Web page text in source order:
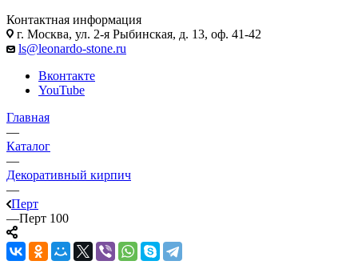
Контактная информация
г. Москва, ул. 2-я Рыбинская, д. 13, оф. 41-42
ls@leonardo-stone.ru
Вконтакте
YouTube
Главная
—
Каталог
—
Декоративный кирпич
—
Перт
—Перт 100